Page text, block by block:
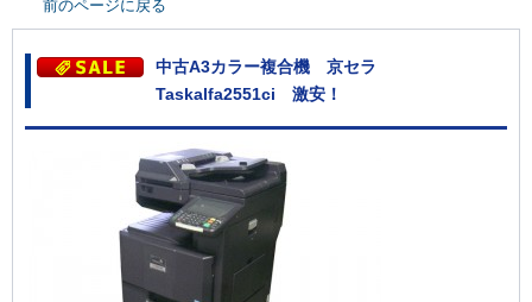
前のページに戻る
中古A3カラー複合機 京セラ
Taskalfa2551ci 激安！